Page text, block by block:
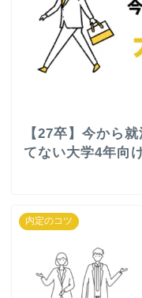
【27卒】今から
てない大学4年向
内定のコツ